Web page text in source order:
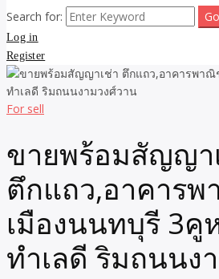
Search for:
Log in
Register
For sell
ขายพร้อมสัญญา
ตึกแถว,อาคาร
เมืองนนทบุรี 3คู
ทำเลดี ริมถนนง